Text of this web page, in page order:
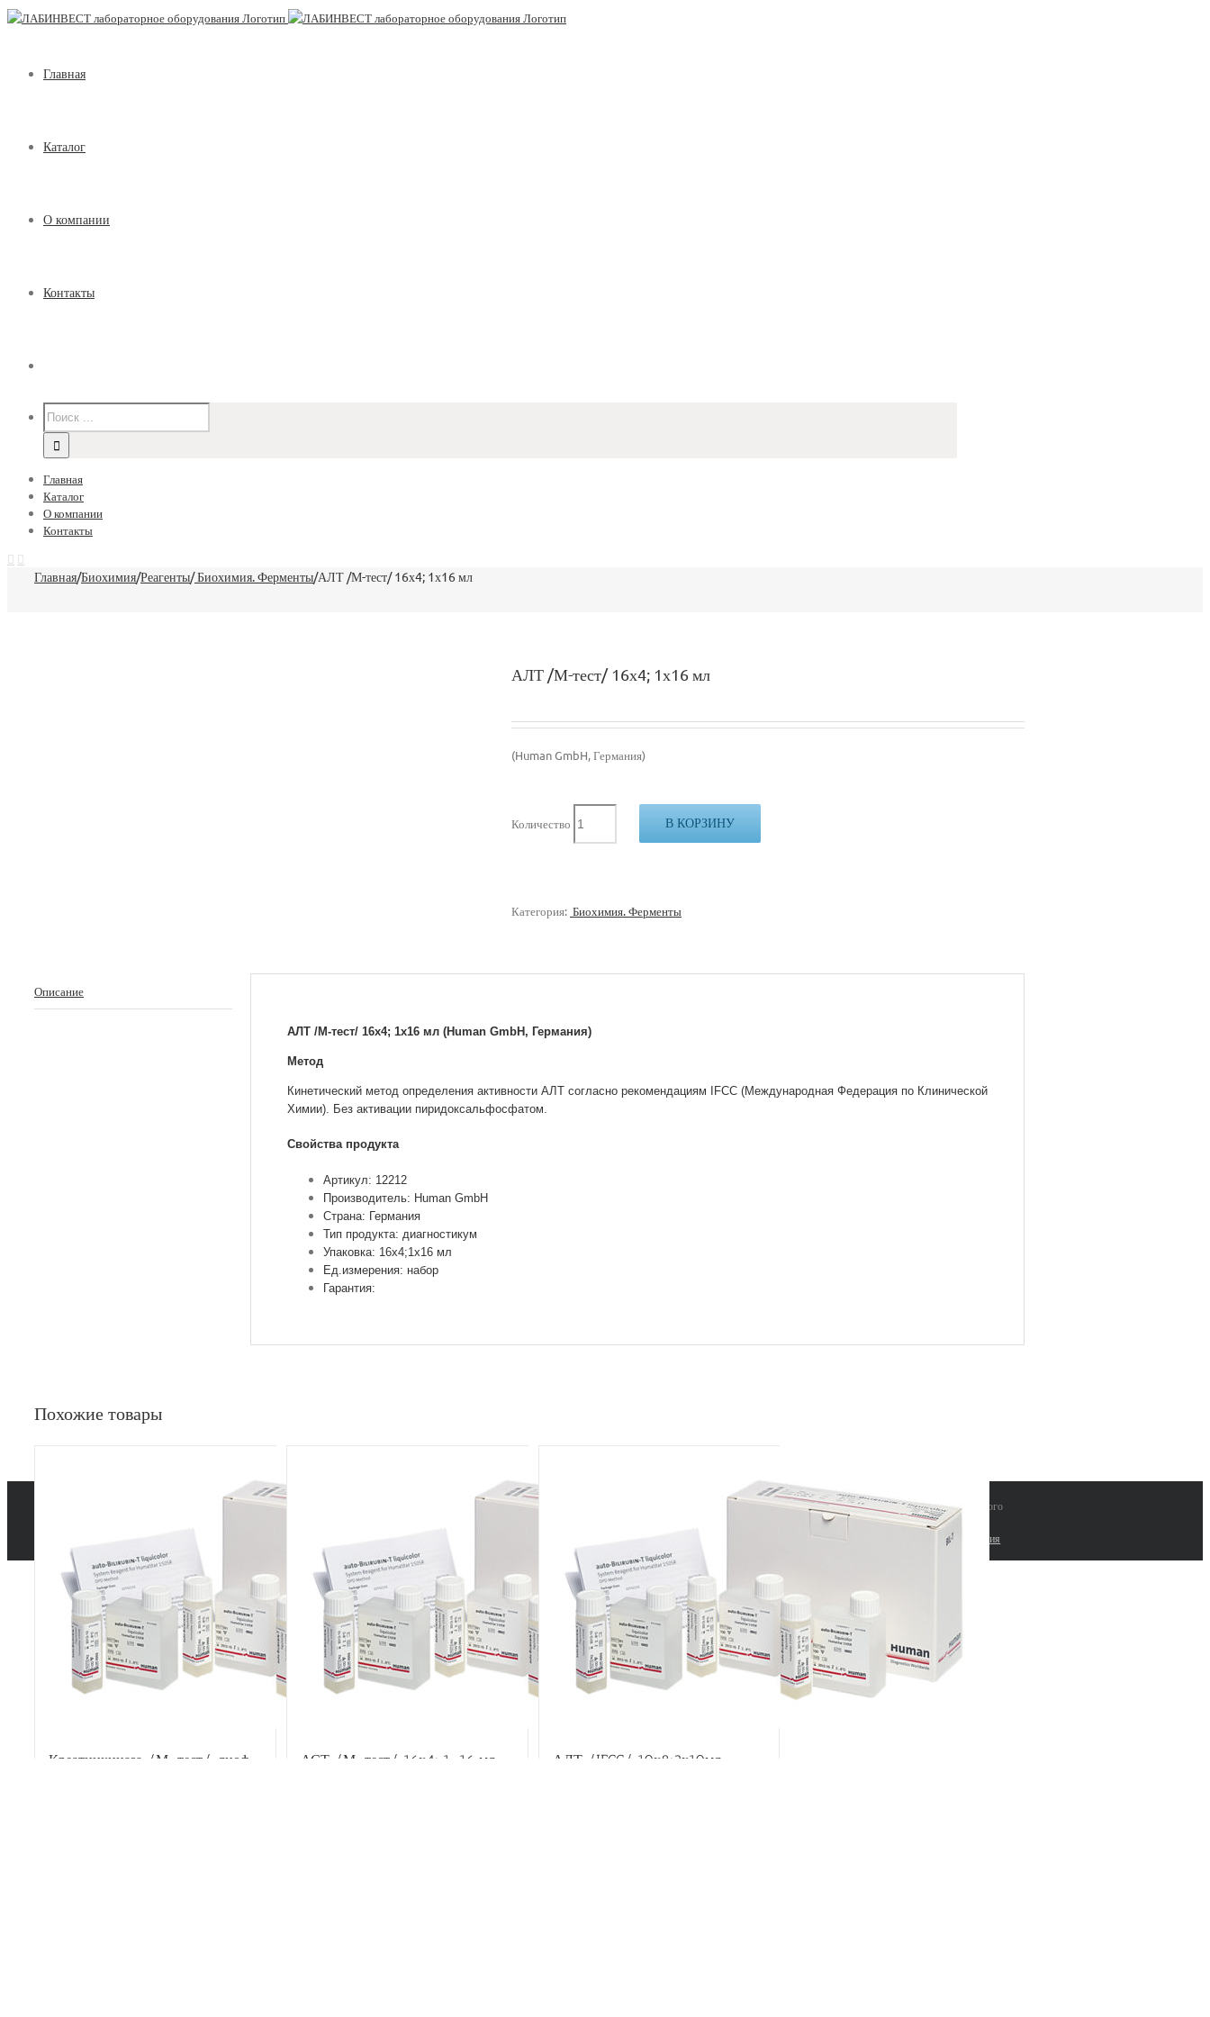
Главная
Каталог
О компании
Контакты
Главная
Каталог
О компании
Контакты
Главная/Биохимия/Реагенты/Биохимия. Ферменты/АЛТ /М-тест/ 16х4; 1х16 мл
АЛТ /М-тест/ 16х4; 1х16 мл
(Human GmbH, Германия)
Количество В КОРЗИНУ
Категория: Биохимия. Ферменты
Описание
АЛТ /М-тест/ 16х4; 1х16 мл (Human GmbH, Германия)
Метод
Кинетический метод определения активности АЛТ согласно рекомендациям IFCC (Международная Федерация по Клинической
Химии). Без активации пиридоксальфосфатом.
Свойства продукта
Артикул: 12212
Производитель: Human GmbH
Страна: Германия
Тип продукта: диагностикум
Упаковка: 16х4;1х16 мл
Ед.измерения: набор
Гарантия:
Похожие товары
Креатинкиназа /М-тест/, лиоф.
АСТ /М-тест/ 16х4; 1×16 мл. АЛТ /IFCC/ 10х8;2х10мл
ООО "ЛАБИНВЕСТ" поставки лабораторного
оборудования и расходных материалов |
Разработка сайтов. Комплексные seo решения